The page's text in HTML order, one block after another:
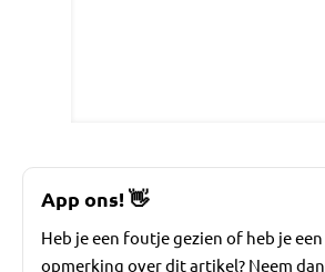
App ons! 👋
Heb je een foutje gezien of heb je een
opmerking over dit artikel? Neem dan